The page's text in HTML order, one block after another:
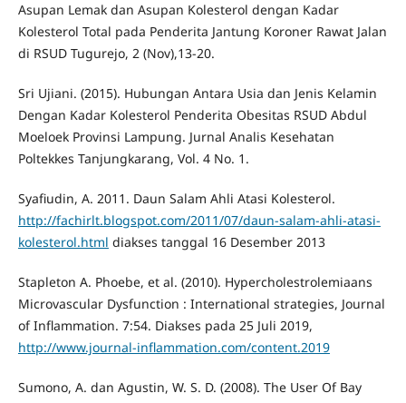
Asupan Lemak dan Asupan Kolesterol dengan Kadar
Kolesterol Total pada Penderita Jantung Koroner Rawat Jalan
di RSUD Tugurejo, 2 (Nov),13-20.
Sri Ujiani. (2015). Hubungan Antara Usia dan Jenis Kelamin
Dengan Kadar Kolesterol Penderita Obesitas RSUD Abdul
Moeloek Provinsi Lampung. Jurnal Analis Kesehatan
Poltekkes Tanjungkarang, Vol. 4 No. 1.
Syafiudin, A. 2011. Daun Salam Ahli Atasi Kolesterol.
http://fachirlt.blogspot.com/2011/07/daun-salam-ahli-atasi-
kolesterol.html diakses tanggal 16 Desember 2013
Stapleton A. Phoebe, et al. (2010). Hypercholestrolemiaans
Microvascular Dysfunction : International strategies, Journal
of Inflammation. 7:54. Diakses pada 25 Juli 2019,
http://www.journal-inflammation.com/content.2019
Sumono, A. dan Agustin, W. S. D. (2008). The User Of Bay